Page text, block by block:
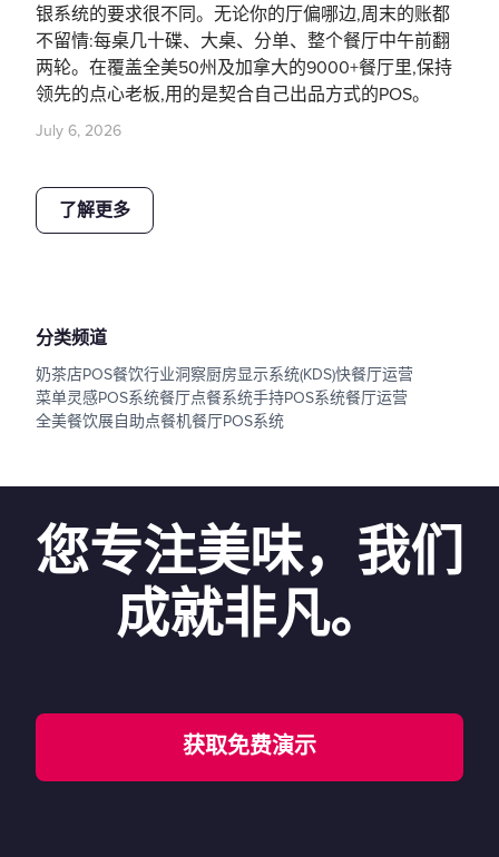
银系统的要求很不同。无论你的厅偏哪边,周末的账都
不留情:每桌几十碟、大桌、分单、整个餐厅中午前翻
两轮。在覆盖全美50州及加拿大的9000+餐厅里,保持
领先的点心老板,用的是契合自己出品方式的POS。
July 6, 2026
了解更多
分类频道
奶茶店POS餐饮行业洞察厨房显示系统(KDS)快餐厅运营
菜单灵感POS系统餐厅点餐系统手持POS系统餐厅运营
全美餐饮展自助点餐机餐厅POS系统
您专注美味，我们
成就非凡。
获取免费演示